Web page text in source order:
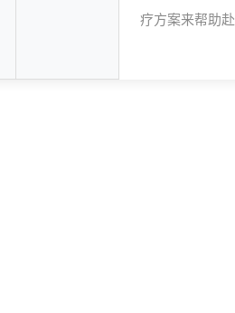
疗方案来帮助